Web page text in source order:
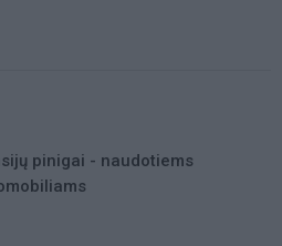
pinigai - naudotiems